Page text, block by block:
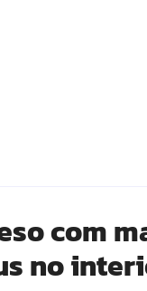
com
no